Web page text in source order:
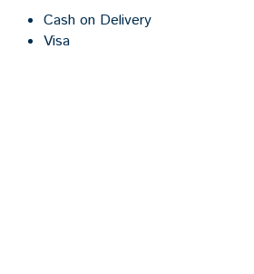
Cash on Delivery
Visa